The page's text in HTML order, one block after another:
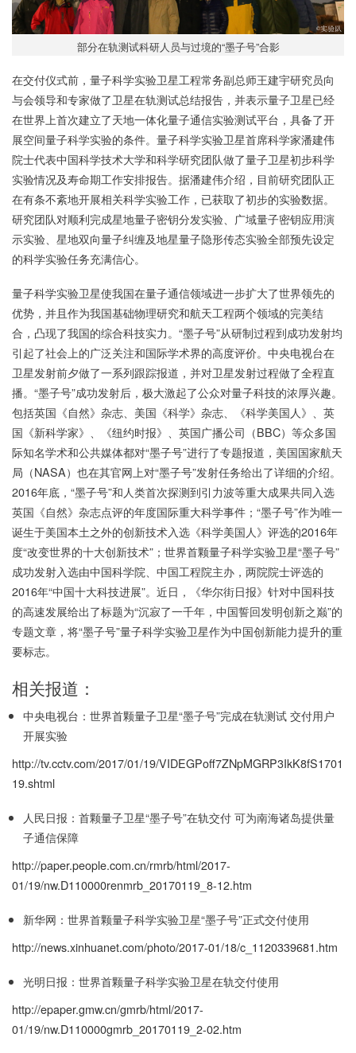
部分在轨测试科研人员与过境的“墨子号”合影
在交付仪式前，量子科学实验卫星工程常务副总师王建宇研究员向
与会领导和专家做了卫星在轨测试总结报告，并表示量子卫星已经
在世界上首次建立了天地一体化量子通信实验测试平台，具备了开
展空间量子科学实验的条件。量子科学实验卫星首席科学家潘建伟
院士代表中国科学技术大学和科学研究团队做了量子卫星初步科学
实验情况及寿命期工作安排报告。据潘建伟介绍，目前研究团队正
在有条不紊地开展相关科学实验工作，已获取了初步的实验数据。
研究团队对顺利完成星地量子密钥分发实验、广域量子密钥应用演
示实验、星地双向量子纠缠及地星量子隐形传态实验全部预先设定
的科学实验任务充满信心。
量子科学实验卫星使我国在量子通信领域进一步扩大了世界领先的
优势，并且作为我国基础物理研究和航天工程两个领域的完美结
合，凸现了我国的综合科技实力。“墨子号”从研制过程到成功发射均
引起了社会上的广泛关注和国际学术界的高度评价。中央电视台在
卫星发射前夕做了一系列跟踪报道，并对卫星发射过程做了全程直
播。“墨子号”成功发射后，极大激起了公众对量子科技的浓厚兴趣。
包括英国《自然》杂志、美国《科学》杂志、《科学美国人》、英
国《新科学家》、《纽约时报》、英国广播公司（BBC）等众多国
际知名学术和公共媒体都对“墨子号”进行了专题报道，美国国家航天
局（NASA）也在其官网上对“墨子号”发射任务给出了详细的介绍。
2016年底，“墨子号”和人类首次探测到引力波等重大成果共同入选
英国《自然》杂志点评的年度国际重大科学事件；“墨子号”作为唯一
诞生于美国本土之外的创新技术入选《科学美国人》评选的2016年
度“改变世界的十大创新技术”；世界首颗量子科学实验卫星“墨子号”
成功发射入选由中国科学院、中国工程院主办，两院院士评选的
2016年“中国十大科技进展”。近日，《华尔街日报》针对中国科技
的高速发展给出了标题为“沉寂了一千年，中国誓回发明创新之巅”的
专题文章，将“墨子号”量子科学实验卫星作为中国创新能力提升的重
要标志。
相关报道：
中央电视台：世界首颗量子卫星“墨子号”完成在轨测试 交付用户
开展实验
http://tv.cctv.com/2017/01/19/VIDEGPoff7ZNpMGRP3IkK8fS1701
19.shtml
人民日报：首颗量子卫星“墨子号”在轨交付 可为南海诸岛提供量
子通信保障
http://paper.people.com.cn/rmrb/html/2017-
01/19/nw.D110000renmrb_20170119_8-12.htm
新华网：世界首颗量子科学实验卫星“墨子号”正式交付使用
http://news.xinhuanet.com/photo/2017-01/18/c_1120339681.htm
光明日报：世界首颗量子科学实验卫星在轨交付使用
http://epaper.gmw.cn/gmrb/html/2017-
01/19/nw.D110000gmrb_20170119_2-02.htm